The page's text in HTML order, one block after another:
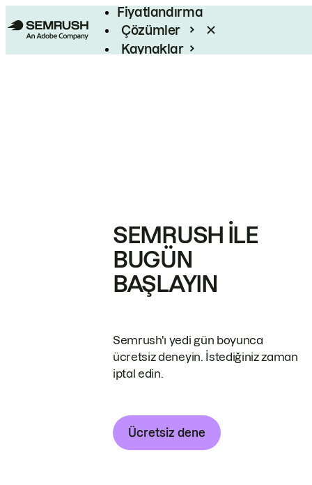
Fiyatlandırma
Çözümler
Kaynaklar
SEMRUSH ILE
BUGÜN
BAŞLAYIN
Semrush'ı yedi gün boyunca
ücretsiz deneyin. İstediğiniz zaman
iptal edin.
Ücretsiz dene